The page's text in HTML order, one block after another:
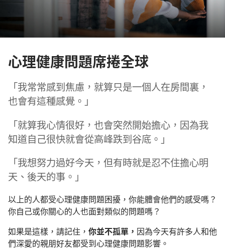
心理健康問題席捲全球
「我常常感到焦慮，就算只是一個人在房間裏，
也會有這種感覺。」
「就算我心情很好，也會突然開始擔心，因為我
知道自己很快就會從高峰跌到谷底。」
「我想努力過好今天，但有時就是忍不住擔心明
天、後天的事。」
以上的人都受心理健康問題困擾，你能體會他們的感受嗎？
你自己或你關心的人也面對類似的問題嗎？
如果是這樣，請記住， 你並不孤單， 因為今天有許多人和他
們深愛的親朋好友都受到心理健康問題影響。